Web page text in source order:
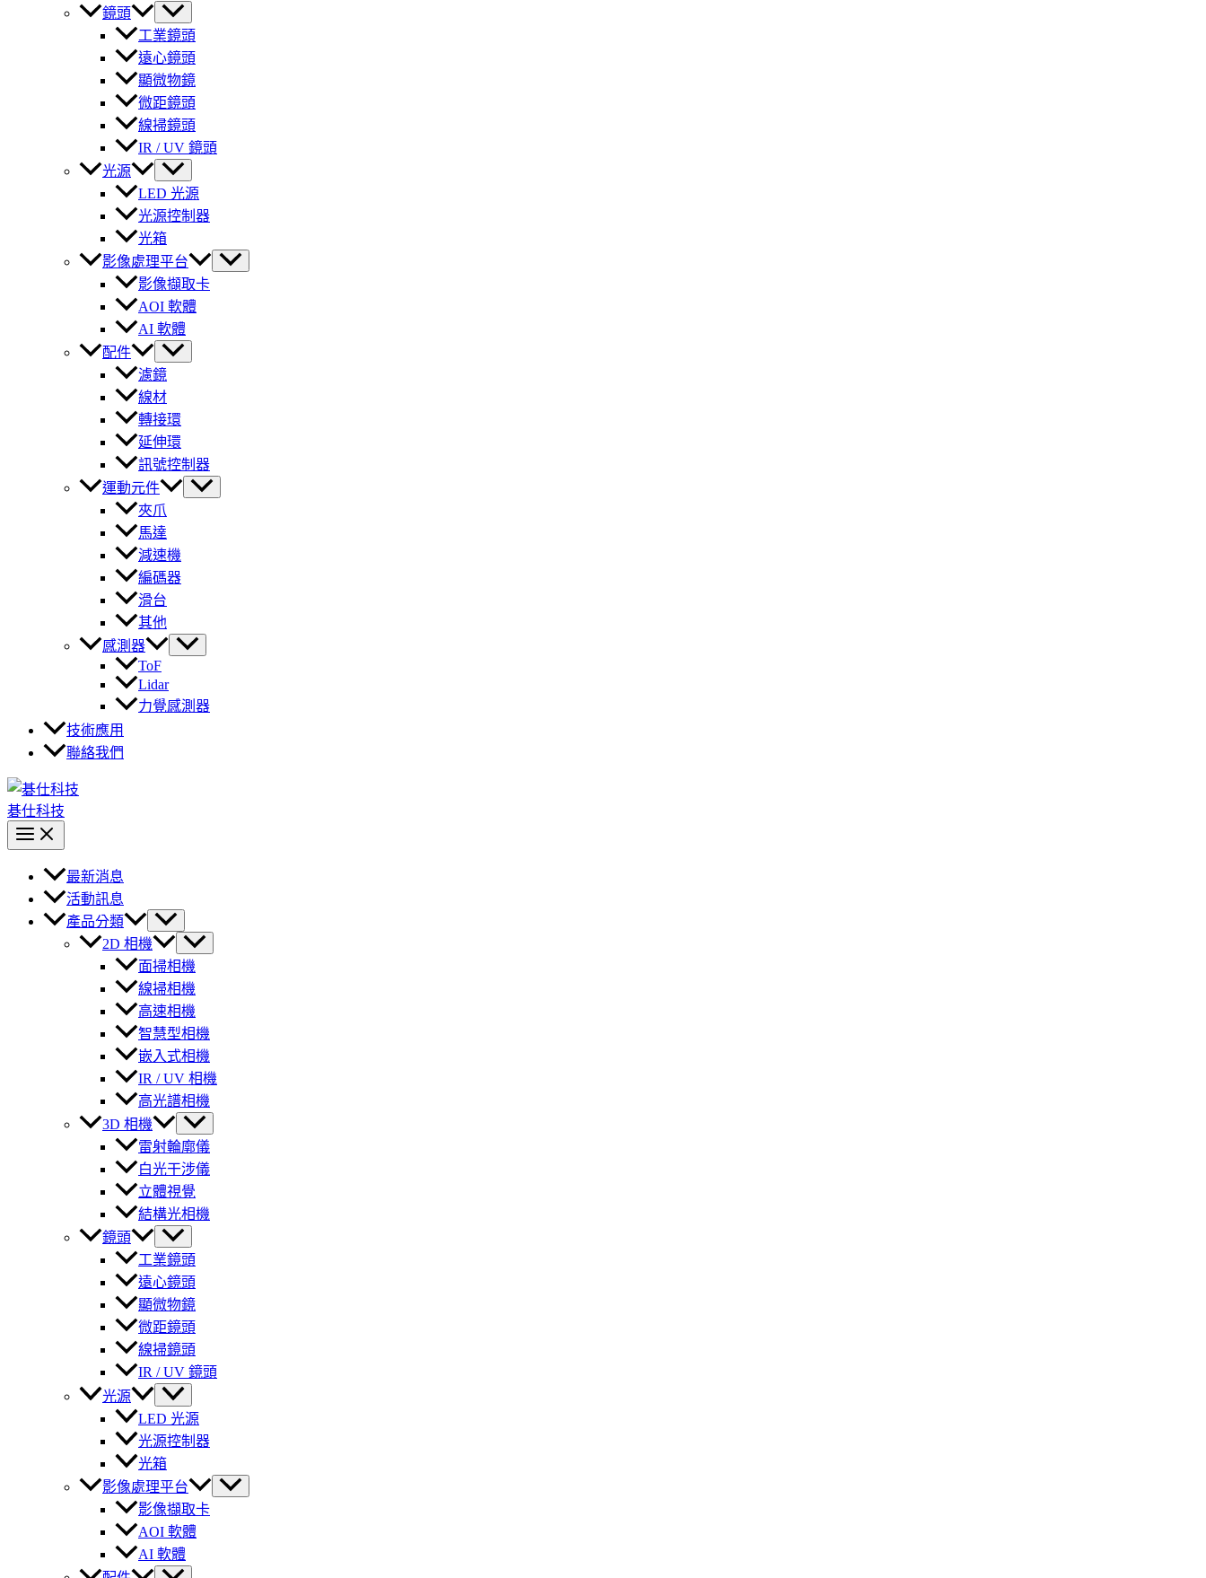
鏡頭
工業鏡頭
遠心鏡頭
顯微物鏡
微距鏡頭
線掃鏡頭
IR / UV 鏡頭
光源
LED 光源
光源控制器
光箱
影像處理平台
影像擷取卡
AOI 軟體
AI 軟體
配件
濾鏡
線材
轉接環
延伸環
訊號控制器
運動元件
夾爪
馬達
減速機
編碼器
滑台
其他
感測器
ToF
Lidar
力覺感測器
技術應用
聯絡我們
碁仕科技
最新消息
活動訊息
產品分類
2D 相機
面掃相機
線掃相機
高速相機
智慧型相機
嵌入式相機
IR / UV 相機
高光譜相機
3D 相機
雷射輪廓儀
白光干涉儀
立體視覺
結構光相機
鏡頭
工業鏡頭
遠心鏡頭
顯微物鏡
微距鏡頭
線掃鏡頭
IR / UV 鏡頭
光源
LED 光源
光源控制器
光箱
影像處理平台
影像擷取卡
AOI 軟體
AI 軟體